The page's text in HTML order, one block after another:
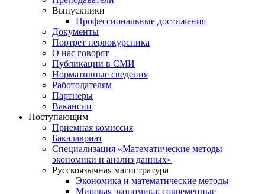
Выпускники
Профессиональные достижения
Документы
Портрет первокурсника
О нас говорят
Публикации в СМИ
Нормативные сведения
Работодателям
Партнеры
Вакансии
Поступающим
Приемная комиссия
Бакалавриат
Специализация «Математические методы
экономики и анализ данных»
Русскоязычная магистратура
Экономика и математические методы
Мировая экономика: современные